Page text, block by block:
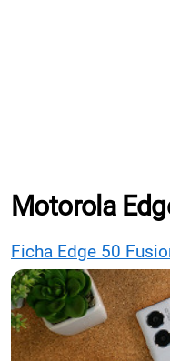
Motorola
Ficha Edge 50